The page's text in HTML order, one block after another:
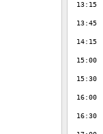
13:15
13:45
14:15
15:00
15:30
16:00
16:30